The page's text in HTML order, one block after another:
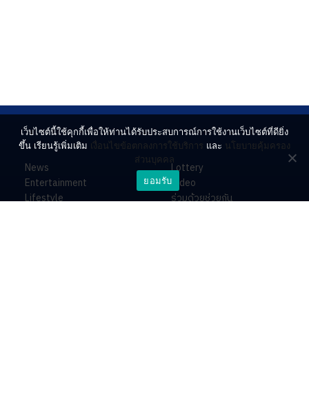
News
Entertainment
Lifestyle
Lottery
Video
ร่วมด้วยช่วยกัน
เว็บไซต์นี้ใช้คุกกี้เพื่อให้ท่านได้รับประสบการณ์การใช้งานเว็บไซต์ที่ดียิ่ง
ขึ้น เรียนรู้เพิ่มเติม เงื่อนไขข้อตกลงการใช้บริการ และ นโยบายคุ้มครอง
ส่วนบุคคล
ยอมรับ